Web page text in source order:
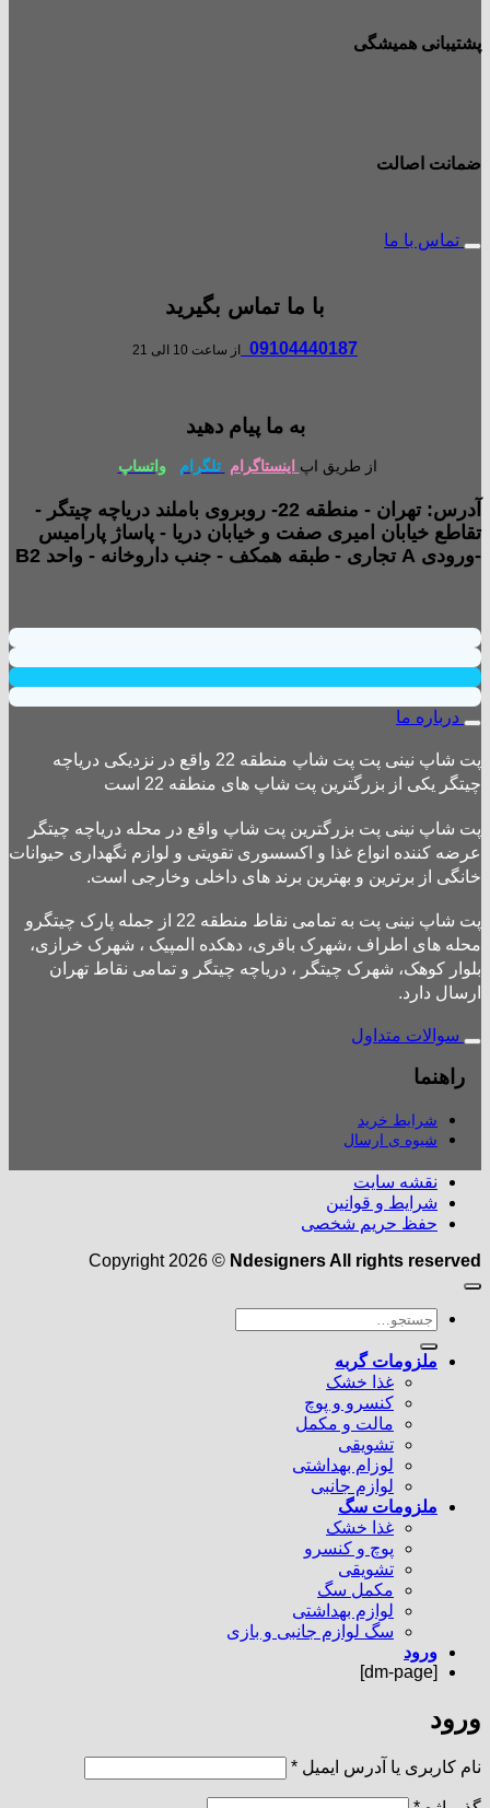
پشتیبانی همیشگی
ضمانت اصالت
تماس با ما
با ما تماس بگیرید
09104440187 از ساعت 10 الی 21
به ما پیام دهید
از طریق اپ اینستاگرام تلگرام واتساپ
آدرس: تهران - منطقه 22- روبروی باملند دریاچه چیتگر -
تقاطع خیابان امیری صفت و خیابان دریا - پاساژ پارامیس
-ورودی A تجاری - طبقه همکف - جنب داروخانه - واحد B2
درباره ما
پت شاپ نینی پت پت شاپ منطقه 22 واقع در نزدیکی دریاچه
چیتگر یکی از بزرگترین پت شاپ های منطقه 22 است
پت شاپ نینی پت بزرگترین پت شاپ واقع در محله دریاچه چیتگر
عرضه کننده انواع غذا و اکسسوری تقویتی و لوازم نگهداری حیوانات
خانگی از برترین و بهترین برند های داخلی وخارجی است.
پت شاپ نینی پت به تمامی نقاط منطقه 22 از جمله پارک چیتگرو
محله های اطراف ،شهرک باقری، دهکده المپیک ، شهرک خرازی،
بلوار کوهک، شهرک چیتگر ، دریاچه چیتگر و تمامی نقاط تهران
ارسال دارد.
سوالات متداول
راهنما
شرایط خرید
شیوه ی ارسال
نقشه سایت
شرایط و قوانین
حفظ حریم شخصی
Copyright 2026 © Ndesigners All rights reserved
جستجو
ملزومات گربه
غذا خشک
کنسرو و پوچ
مالت و مکمل
تشویقی
لوزام بهداشتی
لوازم جانبی
ملزومات سگ
غذا خشک
پوچ و کنسرو
تشویقی
مکمل سگ
لوازم بهداشتی
سگ لوازم جانبی و بازی
ورود
[dm-page]
ورود
نام کاربری یا آدرس ایمیل *الزامی